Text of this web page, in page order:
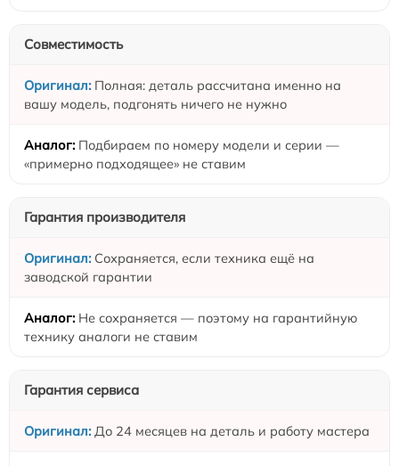
Совместимость
Полная: деталь рассчитана именно на
вашу модель, подгонять ничего не нужно
Подбираем по номеру модели и серии —
«примерно подходящее» не ставим
Гарантия производителя
Сохраняется, если техника ещё на
заводской гарантии
Не сохраняется — поэтому на гарантийную
технику аналоги не ставим
Гарантия сервиса
До 24 месяцев на деталь и работу мастера